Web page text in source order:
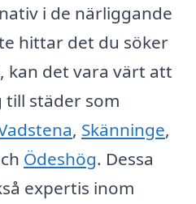
i de närliggande
hittar det du söker
kan det vara värt att
städer som
, Skänninge,
Ödeshög. Dessa
expertis inom